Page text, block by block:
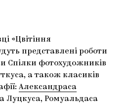
«Цвітіння
представлені роботи
Спілки фотохудожників
а також класиків
Александраса
Луцкуса, Ромуальдаса